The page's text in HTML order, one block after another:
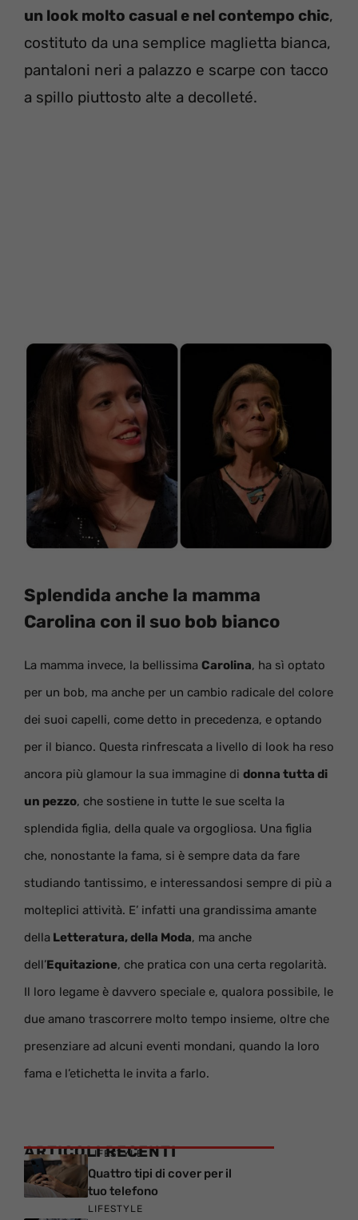
un look molto casual e nel contempo chic,
costituto da una semplice maglietta bianca,
pantaloni neri a palazzo e scarpe con tacco
a spillo piuttosto alte a decolleté.
Splendida anche la mamma
Carolina con il suo bob bianco
La mamma invece, la bellissima Carolina, ha sì optato
per un bob, ma anche per un cambio radicale del colore
dei suoi capelli, come detto in precedenza, e optando
per il bianco. Questa rinfrescata a livello di look ha reso
ancora più glamour la sua immagine di donna tutta di
un pezzo, che sostiene in tutte le sue scelta la
splendida figlia, della quale va orgogliosa. Una figlia
che, nonostante la fama, si è sempre data da fare
studiando tantissimo, e interessandosi sempre di più a
molteplici attività. E’ infatti una grandissima amante
della Letteratura, della Moda, ma anche
dell’Equitazione, che pratica con una certa regolarità.
Il loro legame è davvero speciale e, qualora possibile, le
due amano trascorrere molto tempo insieme, oltre che
presenziare ad alcuni eventi mondani, quando la loro
fama e l’etichetta le invita a farlo.
ARTICOLI RECENTI
LIFESTYLE
Quattro tipi di cover per il
tuo telefono
LIFESTYLE